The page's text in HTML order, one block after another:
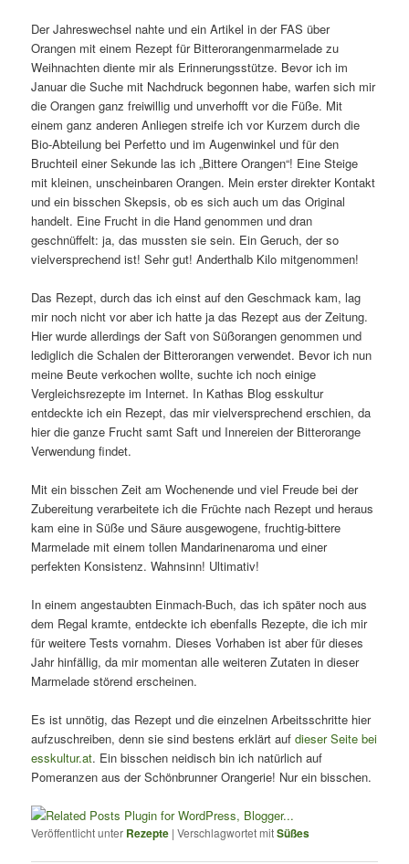
Der Jahreswechsel nahte und ein Artikel in der FAS über
Orangen mit einem Rezept für Bitterorangenmarmelade zu
Weihnachten diente mir als Erinnerungsstütze. Bevor ich im
Januar die Suche mit Nachdruck begonnen habe, warfen sich mir
die Orangen ganz freiwillig und unverhofft vor die Füße. Mit
einem ganz anderen Anliegen streife ich vor Kurzem durch die
Bio-Abteilung bei Perfetto und im Augenwinkel und für den
Bruchteil einer Sekunde las ich „Bittere Orangen“! Eine Steige
mit kleinen, unscheinbaren Orangen. Mein erster direkter Kontakt
und ein bisschen Skepsis, ob es sich auch um das Original
handelt. Eine Frucht in die Hand genommen und dran
geschnüffelt: ja, das mussten sie sein. Ein Geruch, der so
vielversprechend ist! Sehr gut! Anderthalb Kilo mitgenommen!
Das Rezept, durch das ich einst auf den Geschmack kam, lag
mir noch nicht vor aber ich hatte ja das Rezept aus der Zeitung.
Hier wurde allerdings der Saft von Süßorangen genommen und
lediglich die Schalen der Bitterorangen verwendet. Bevor ich nun
meine Beute verkochen wollte, suchte ich noch einige
Vergleichsrezepte im Internet. In Kathas Blog esskultur
entdeckte ich ein Rezept, das mir vielversprechend erschien, da
hier die ganze Frucht samt Saft und Innereien der Bitterorange
Verwendung findet.
Mit ein bisschen Zeit am Wochenende und viel Freude bei der
Zubereitung verarbeitete ich die Früchte nach Rezept und heraus
kam eine in Süße und Säure ausgewogene, fruchtig-bittere
Marmelade mit einem tollen Mandarinenaroma und einer
perfekten Konsistenz. Wahnsinn! Ultimativ!
In einem angestaubten Einmach-Buch, das ich später noch aus
dem Regal kramte, entdeckte ich ebenfalls Rezepte, die ich mir
für weitere Tests vornahm. Dieses Vorhaben ist aber für dieses
Jahr hinfällig, da mir momentan alle weiteren Zutaten in dieser
Marmelade störend erscheinen.
Es ist unnötig, das Rezept und die einzelnen Arbeitsschritte hier
aufzuschreiben, denn sie sind bestens erklärt aufdieser Seite bei
esskultur.at. Ein bisschen neidisch bin ich natürlich auf
Pomeranzen aus der Schönbrunner Orangerie! Nur ein bisschen.
Veröffentlicht unter Rezepte |Verschlagwortet mitSüßes